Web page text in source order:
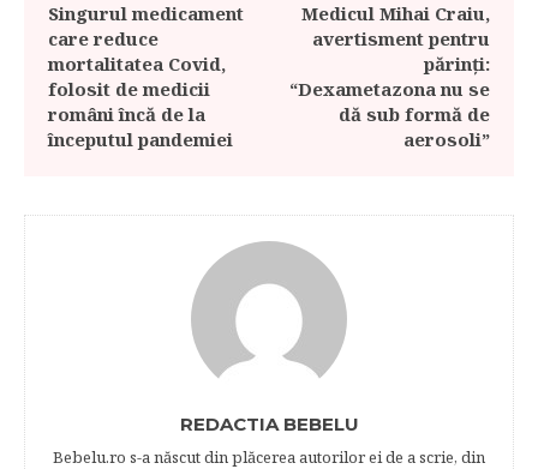
Singurul medicament
care reduce
mortalitatea Covid,
folosit de medicii
români încă de la
începutul pandemiei
Medicul Mihai Craiu,
avertisment pentru
părinți:
“Dexametazona nu se
dă sub formă de
aerosoli”
REDACTIA BEBELU
Bebelu.ro s-a născut din plăcerea autorilor ei de a scrie, din